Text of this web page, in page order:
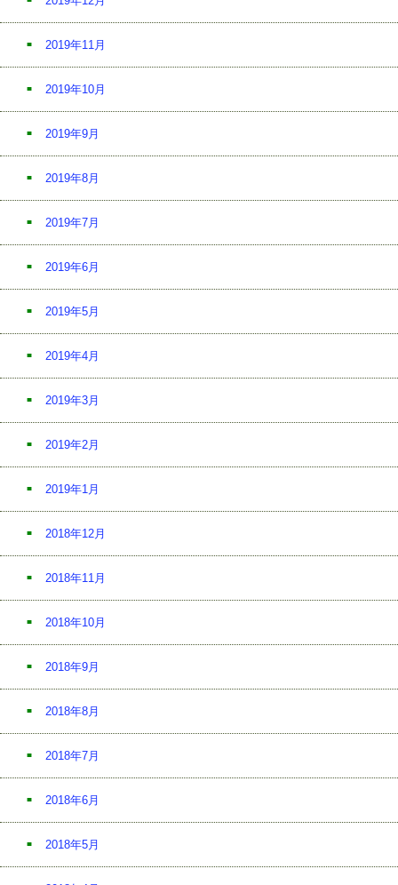
2019年11月
2019年10月
2019年9月
2019年8月
2019年7月
2019年6月
2019年5月
2019年4月
2019年3月
2019年2月
2019年1月
2018年12月
2018年11月
2018年10月
2018年9月
2018年8月
2018年7月
2018年6月
2018年5月